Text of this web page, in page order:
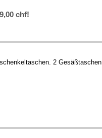
chf!
2 Gesäßtaschen